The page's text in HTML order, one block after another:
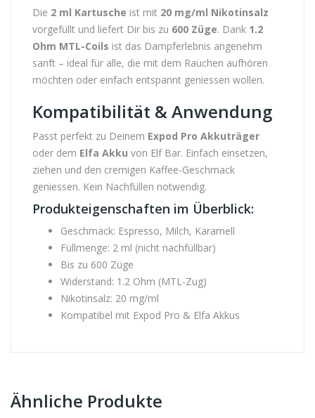
Die 2 ml Kartusche ist mit 20 mg/ml Nikotinsalz
vorgefüllt und liefert Dir bis zu 600 Züge. Dank 1.2
Ohm MTL-Coils ist das Dampferlebnis angenehm
sanft – ideal für alle, die mit dem Rauchen aufhören
möchten oder einfach entspannt geniessen wollen.
Kompatibilität & Anwendung
Passt perfekt zu Deinem Expod Pro Akkuträger
oder dem Elfa Akku von Elf Bar. Einfach einsetzen,
ziehen und den cremigen Kaffee-Geschmack
geniessen. Kein Nachfüllen notwendig.
Produkteigenschaften im Überblick:
Geschmack: Espresso, Milch, Karamell
Füllmenge: 2 ml (nicht nachfüllbar)
Bis zu 600 Züge
Widerstand: 1.2 Ohm (MTL-Zug)
Nikotinsalz: 20 mg/ml
Kompatibel mit Expod Pro & Elfa Akkus
Ähnliche Produkte